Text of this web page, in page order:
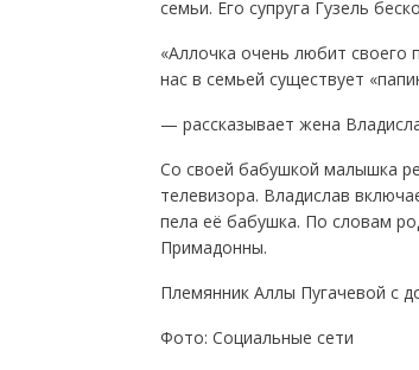
семьи. Его супруга Гузель
«Аллочка очень любит своего
нас в семьей существует
— рассказывает жена
Со своей бабушкой малышка
телевизора. Владислав
пела её бабушка. По словам
Примадонны.
Племянник Аллы Пугачевой с
Фото: Социальные сети